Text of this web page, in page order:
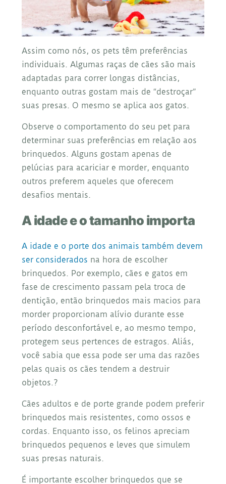
Assim como nós, os pets têm preferências
individuais. Algumas raças de cães são mais
adaptadas para correr longas distâncias,
enquanto outras gostam mais de “destroçar”
suas presas. O mesmo se aplica aos gatos.
Observe o comportamento do seu pet para
determinar suas preferências em relação aos
brinquedos. Alguns gostam apenas de
pelúcias para acariciar e morder, enquanto
outros preferem aqueles que oferecem
desafios mentais.
A idade e o tamanho importa
A idade e o porte dos animais também devem
ser considerados na hora de escolher
brinquedos. Por exemplo, cães e gatos em
fase de crescimento passam pela troca de
dentição, então brinquedos mais macios para
morder proporcionam alívio durante esse
período desconfortável e, ao mesmo tempo,
protegem seus pertences de estragos. Aliás,
você sabia que essa pode ser uma das razões
pelas quais os cães tendem a destruir
objetos.?
Cães adultos e de porte grande podem preferir
brinquedos mais resistentes, como ossos e
cordas. Enquanto isso, os felinos apreciam
brinquedos pequenos e leves que simulem
suas presas naturais.
É importante escolher brinquedos que se